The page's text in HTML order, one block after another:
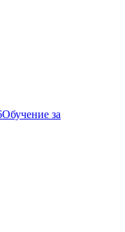
Обучение за